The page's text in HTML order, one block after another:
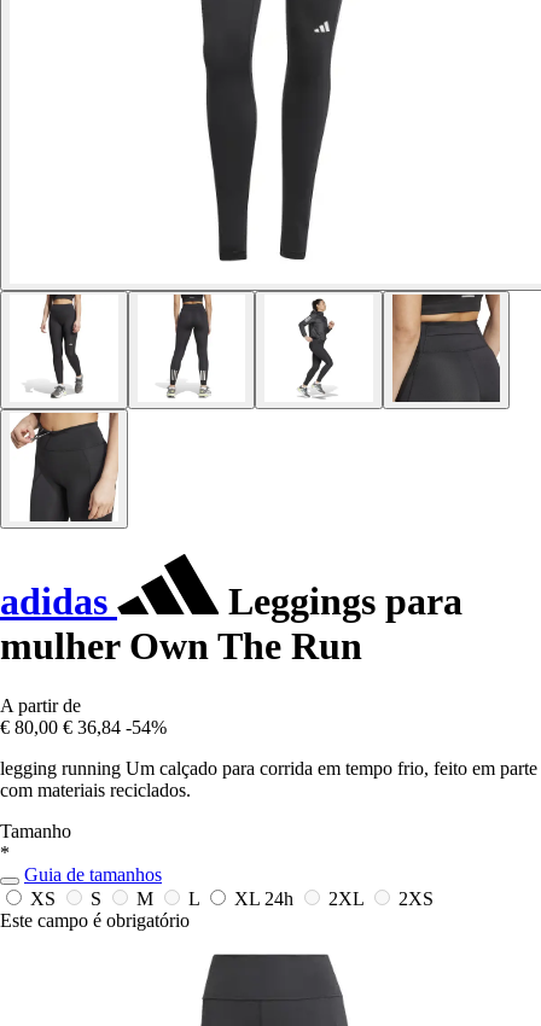
adidas
Leggings para
mulher Own The Run
A partir de
€ 80,00 € 36,84 -54%
legging running Um calçado para corrida em tempo frio, feito em parte
com materiais reciclados.
Tamanho
*
Guia de tamanhos
XS
S M L XL 24h 2XL
2XS
Este campo é obrigatório